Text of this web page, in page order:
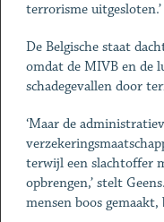
terrorisme uitgesloten.’
De Belgische staat
omdat de MIVB en de
schadegevallen door
‘Maar de
terwijl een slachtoffer
opbrengen,’ stelt
mensen boos gemaakt,